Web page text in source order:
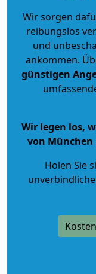
Wir sorgen
reibungslos
und
ankommen.
günstigen
Wir legen los,
von
Holen Sie